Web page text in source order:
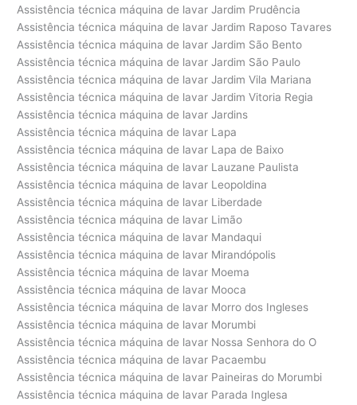
Assistência técnica máquina de lavar Jardim Prudência
Assistência técnica máquina de lavar Jardim Raposo Tavares
Assistência técnica máquina de lavar Jardim São Bento
Assistência técnica máquina de lavar Jardim São Paulo
Assistência técnica máquina de lavar Jardim Vila Mariana
Assistência técnica máquina de lavar Jardim Vitoria Regia
Assistência técnica máquina de lavar Jardins
Assistência técnica máquina de lavar Lapa
Assistência técnica máquina de lavar Lapa de Baixo
Assistência técnica máquina de lavar Lauzane Paulista
Assistência técnica máquina de lavar Leopoldina
Assistência técnica máquina de lavar Liberdade
Assistência técnica máquina de lavar Limão
Assistência técnica máquina de lavar Mandaqui
Assistência técnica máquina de lavar Mirandópolis
Assistência técnica máquina de lavar Moema
Assistência técnica máquina de lavar Mooca
Assistência técnica máquina de lavar Morro dos Ingleses
Assistência técnica máquina de lavar Morumbi
Assistência técnica máquina de lavar Nossa Senhora do O
Assistência técnica máquina de lavar Pacaembu
Assistência técnica máquina de lavar Paineiras do Morumbi
Assistência técnica máquina de lavar Parada Inglesa